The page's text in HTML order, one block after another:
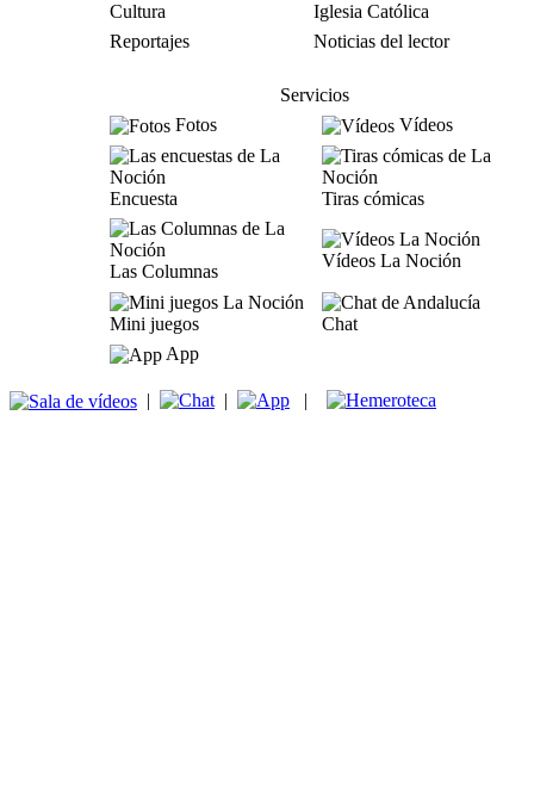
Cultura
Iglesia Católica
Reportajes
Noticias del lector
Servicios
Fotos
Vídeos
Encuesta Tiras cómicas
Las Columnas
Vídeos La Noción
Mini juegos
Chat
App
| | |